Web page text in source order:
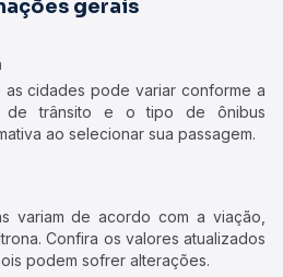
gerais
cidades pode variar conforme a
de trânsito e o tipo de ônibus
ao selecionar sua passagem.
variam de acordo com a viação,
Confira os valores atualizados
podem sofrer alterações.